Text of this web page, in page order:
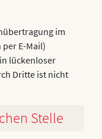
im
E-Mail)
lückenloser
Dritte ist nicht
Stelle